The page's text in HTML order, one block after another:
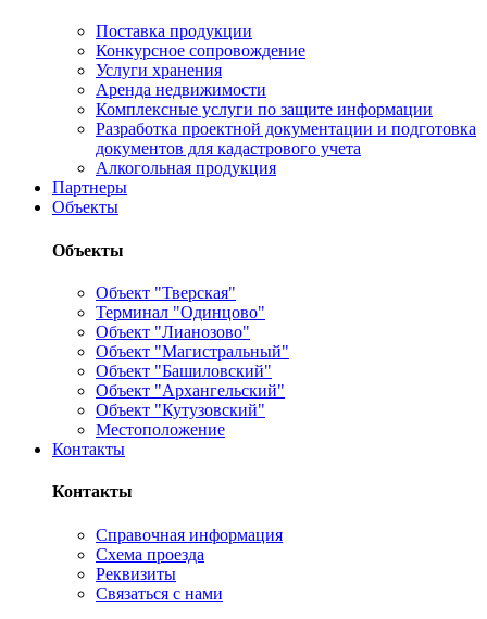
Поставка продукции
Конкурсное сопровождение
Услуги хранения
Аренда недвижимости
Комплексные услуги по защите информации
Разработка проектной документации и подготовка
документов для кадастрового учета
Алкогольная продукция
Партнеры
Объекты
Объекты
Объект "Тверская"
Терминал "Одинцово"
Объект "Лианозово"
Объект "Магистральный"
Объект "Башиловский"
Объект "Архангельский"
Объект "Кутузовский"
Местоположение
Контакты
Контакты
Справочная информация
Схема проезда
Реквизиты
Связаться с нами